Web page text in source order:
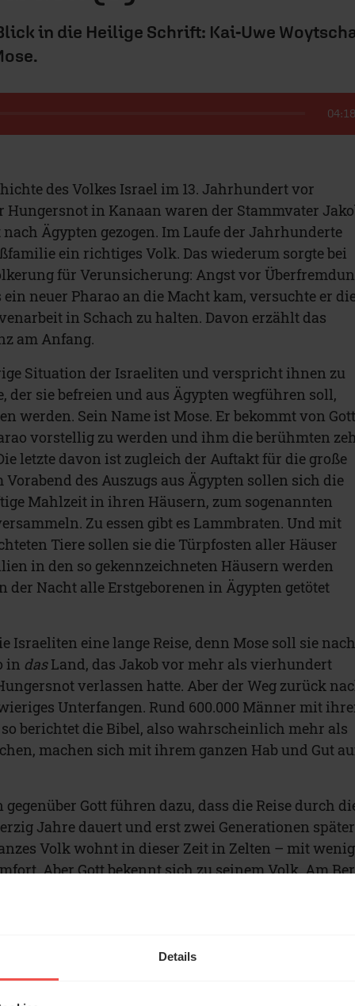
Details
in die Heilige Schrift: Kai-Uwe
04:18
des Volkes Israel im 13. Jahrhundert vor
Hungersnot in Kanaan waren der Stammvater
Ägypten gezogen. Im Laufe der Jahrhunderte
ein richtiges Volk. Das wiederum sorgte bei
für Verunsicherung: Angst vor
neuer Pharao an die Macht kam, versuchte er
in Schach zu halten. Davon erzählt das
am Anfang.
Situation der Israeliten und verspricht ihnen zu
der sie befreien und aus Ägypten wegführen soll,
werden. Sein Name ist Mose. Er bekommt von Gott
vorstellig zu werden und ihm die berühmten
letzte davon ist zugleich der Auftakt für die große
des Auszugs aus Ägypten sollen sich die
Mahlzeit in ihren Häusern, zum sogenannten
Zu essen gibt es Lammbraten. Und mit
Tiere sollen sie die Türpfosten aller Häuser
in den so gekennzeichneten Häusern werden
der Nacht alle Erstgeborenen in Ägypten getötet
Israeliten eine lange Reise, denn Mose soll sie nach
in dasLand, das Jakob vor mehr als vierhundert
verlassen hatte. Aber der Weg zurück
Unterfangen. Rund 600.000 Männer mit
berichtet die Bibel, also wahrscheinlich mehr als
machen sich mit ihrem ganzen Hab und Gut
Gott führen dazu, dass die Reise durch
Jahre dauert und erst zwei Generationen später
Volk wohnt in dieser Zeit in Zelten – mit wenig
Aber Gott bekennt sich zu seinem Volk. Am
1. Mose 20,2-3). Dann lässt Gott die
prachtvoll ausgestattete „Zelt der Begegnung“.